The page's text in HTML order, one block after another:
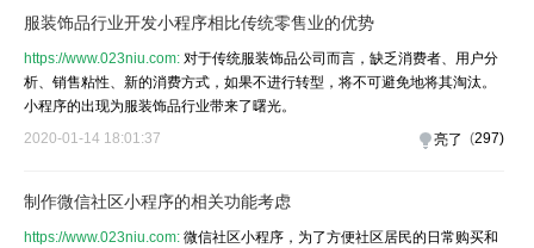
服装饰品行业开发小程序相比传统零售业的优势
https://www.023niu.com: 对于传统服装饰品公司而言，缺乏消费者、用户分
析、销售粘性、新的消费方式，如果不进行转型，将不可避免地将其淘汰。
小程序的出现为服装饰品行业带来了曙光。
2020-01-14 18:01:37
)
297
(
亮了
制作微信社区小程序的相关功能考虑
https://www.023niu.com: 微信社区小程序，为了方便社区居民的日常购买和